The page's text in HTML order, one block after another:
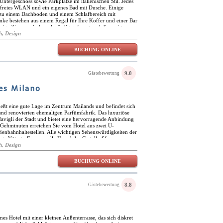
sowie Parkplätze im italienischen Stil. Jedes
WLAN und ein eigenes Bad mit Dusche. Einige
einem Dachboden und einem Schlafbereich mit
bestehen aus einem Regal für Ihre Koffer und einer Bar
Zimmer sind merkwürdig geformt und die meisten
In Schokoladenbraun und Olivgrün
dunkel und gedämpft. Draußen ist die geschäftige
in Bewegung. Der Bahnhof könnte kaum näher sein
Design
BUCHUNG ONLINE
Gästebewertung 9.0
Milano
eine gute Lage im Zentrum Mailands und befindet sich
renovierten ehemaligen Parfümfabrik. Das luxuriöse
der Stadt und bietet eine hervorragende Anbindung
erreichen Sie vom Hotel aus zwei U-
Alle wichtigen Sehenswürdigkeiten der
Vittorio Emmanuelle II und das Castello Sforzesco,
In Magna Pars Suites Milano gibt es ein feines
Menüs mit erlesenen Zutaten der Saison serviert
piemontesischen Küche. Der Speisesaal verfügt über
an kalten Winterabenden. Im zauberhaften
im Freien speisen. Das Hotel hat auch eine
gäste können auch das fitnesscenter und das
nutzen. magna pars suites milano verfügt
einem hellen, luftigen Stil eingerichtet sind und über
Leder verfügen, die von Handwerkern der Lombardei
thematisch nach Büschen und Bäumen der
über eine Vielzahl an High-Tech-
Design
BUCHUNG ONLINE
Gästebewertung 8.8
Hotel mit einer kleinen Außenterrasse, das sich diskret